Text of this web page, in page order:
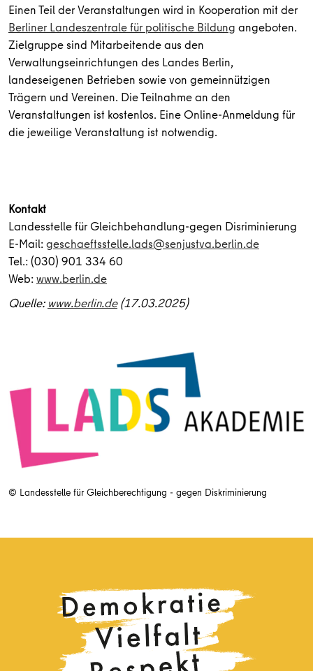
Einen Teil der Veranstaltungen wird in Kooperation mit der
Berliner Landeszentrale für politische Bildung angeboten.
Zielgruppe sind Mitarbeitende aus den
Verwaltungseinrichtungen des Landes Berlin,
landeseigenen Betrieben sowie von gemeinnützigen
Trägern und Vereinen. Die Teilnahme an den
Veranstaltungen ist kostenlos. Eine Online-Anmeldung für
die jeweilige Veranstaltung ist notwendig.
Kontakt
Landesstelle für Gleichbehandlung-gegen Disriminierung
E-Mail:geschaeftsstelle.lads@senjustva.berlin.de
Tel.: (030) 901 334 60
Web:www.berlin.de
Quelle: www.berlin.de(17.03.2025)
© Landesstelle für Gleichberechtigung - gegen Diskriminierung